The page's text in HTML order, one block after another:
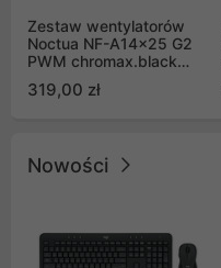
Zestaw wentylatorów
Noctua NF-A14x25 G2
PWM chromax.black
Push Pull (2szt)
319,00 zł
Nowości